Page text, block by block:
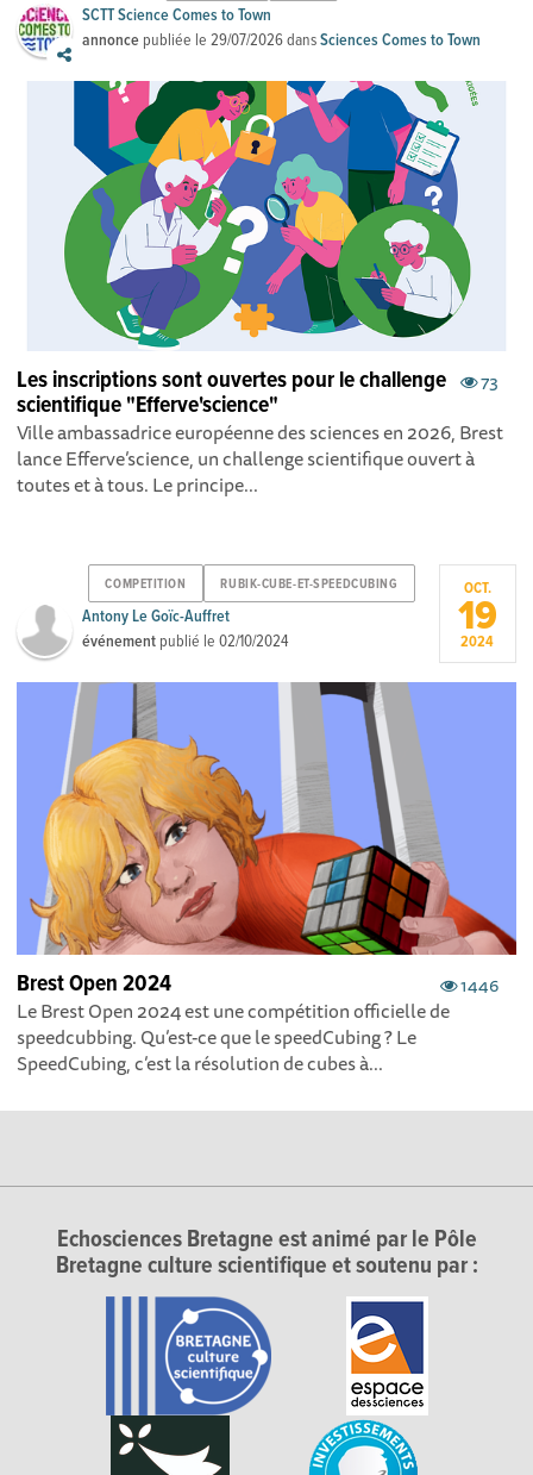
SCTT Science Comes to Town
annonce publiée le29/07/2026dansSciences Comes to Town
73
Les inscriptions sont ouvertes pour le challenge
scientifique "Efferve'science"
Ville ambassadrice européenne des sciences en 2026, Brest
lance Efferve’science, un challenge scientifique ouvert à
toutes et à tous. Le principe...
COMPETITION RUBIK-CUBE-ET-SPEEDCUBING
Antony Le Goïc-Auffret
événement publié le02/10/2024
OCT.
19
2024
1446
Brest Open 2024
Le Brest Open 2024 est une compétition officielle de
speedcubbing. Qu’est-ce que le speedCubing ? Le
SpeedCubing, c’est la résolution de cubes à...
Echosciences Bretagne est animé par le Pôle
Bretagne culture scientifique et soutenu par :